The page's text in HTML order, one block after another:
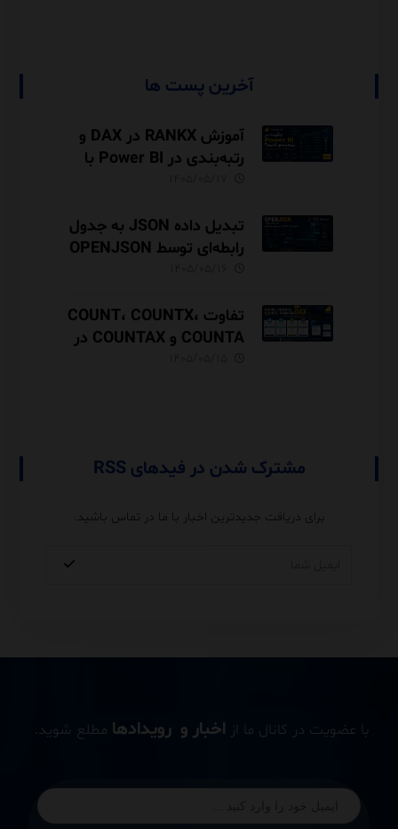
آخرین پست ها
آموزش RANKX در DAX و
رتبه‌بندی در Power BI با
تبدیل داده JSON به جدول
رابطه‌ای توسط OPENJSON
تفاوت COUNT، COUNTX،
COUNTA و COUNTAX در
مشترک شدن در فیدهای RSS
برای دریافت جدیدترین اخبار با ما در تماس باشید.
با عضویت در کانال ما از اخبار و رویدادها مطلع شوید.